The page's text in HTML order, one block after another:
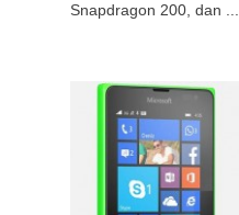
Snapdragon 200, dan ...